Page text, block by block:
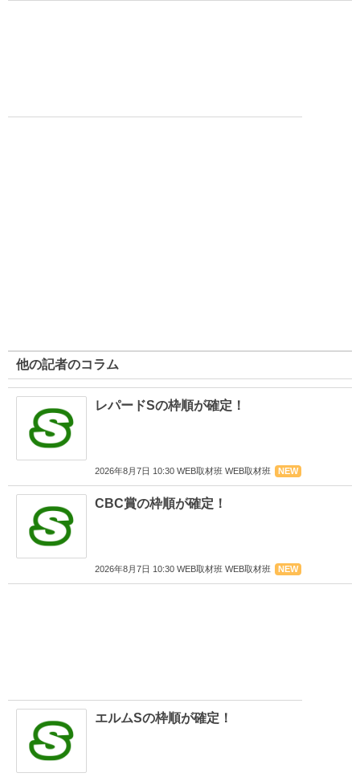
他の記者のコラム
レパードSの枠順が確定！
2026年8月7日 10:30 WEB取材班 WEB取材班 NEW
CBC賞の枠順が確定！
2026年8月7日 10:30 WEB取材班 WEB取材班 NEW
エルムSの枠順が確定！